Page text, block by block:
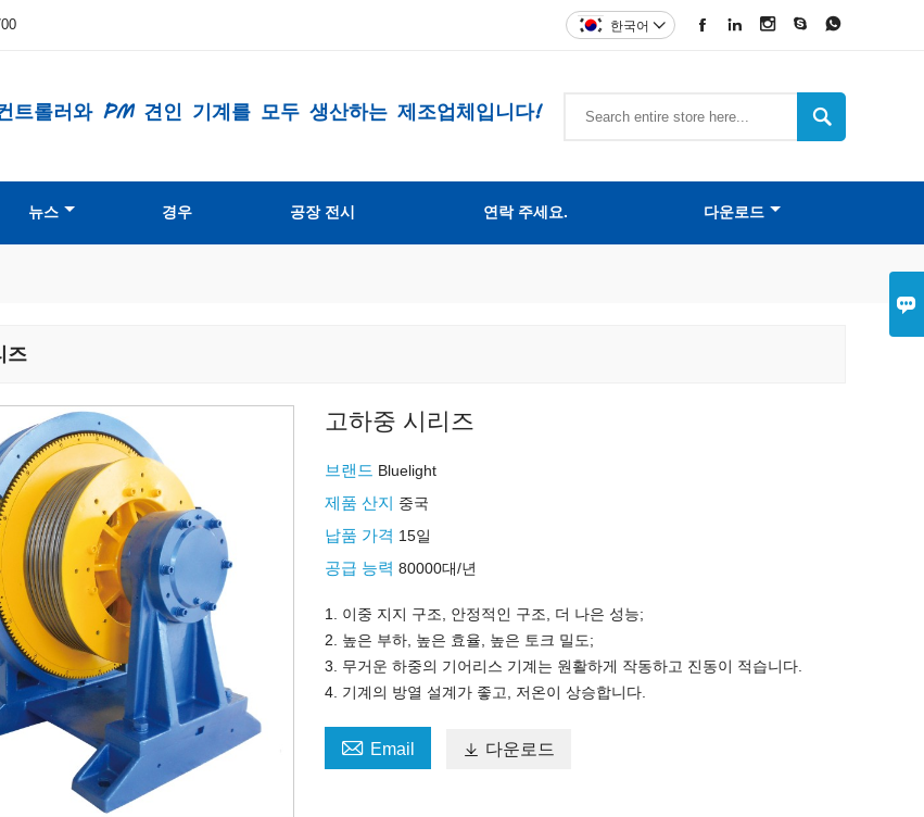

    
한국어 
트롤러와 PM 견인 기계를 모두 생산하는 제조업체입니다! 
뉴스 경우 공장 전시 연락 주세요. 다운로드
즈
고하중 시리즈
브랜드 Bluelight
제품 산지 중국
납품 가격 15일
공급 능력80000대/년
1. 이중 지지 구조, 안정적인 구조, 더 나은 성능;
2. 높은 부하, 높은 효율, 높은 토크 밀도;
3. 무거운 하중의 기어리스 기계는 원활하게 작동하고 진동이 적습니다.
4. 기계의 방열 설계가 좋고, 저온이 상승합니다.
 Email  다운로드